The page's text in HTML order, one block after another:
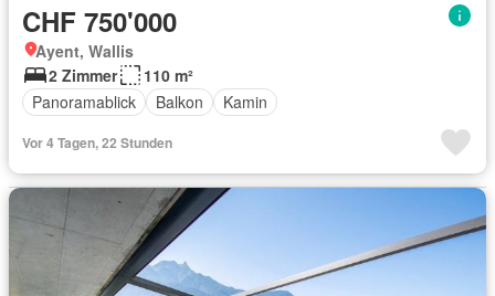
CHF 750'000
Ayent, Wallis
2 Zimmer
110 m²
Panoramablick
Balkon Kamin
Vor 4 Tagen, 22 Stunden